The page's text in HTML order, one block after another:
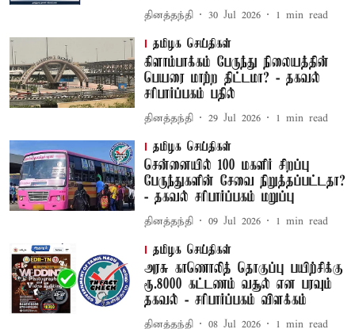
தினத்தந்தி 30 Jul 2026 1 min read
தமிழக செய்திகள்
கிளாம்பாக்கம் பேருந்து நிலையத்தின்
பெயரை மாற்ற திட்டமா? - தகவல்
சரிபார்ப்பகம் பதில்
தினத்தந்தி 29 Jul 2026 1 min read
தமிழக செய்திகள்
சென்னையில் 100 மகளிர் சிறப்பு
பேருந்துகளின் சேவை நிறுத்தப்பட்டதா?
- தகவல் சரிபார்ப்பகம் மறுப்பு
தினத்தந்தி 09 Jul 2026 1 min read
தமிழக செய்திகள்
அரசு காணொலித் தொகுப்பு பயிற்சிக்கு
ரூ.8000 கட்டணம் வசூல் என பரவும்
தகவல் - சரிபார்ப்பகம் விளக்கம்
தினத்தந்தி 08 Jul 2026 1 min read